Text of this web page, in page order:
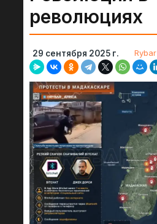
революциях
29 сентября 2025 г. Rybar